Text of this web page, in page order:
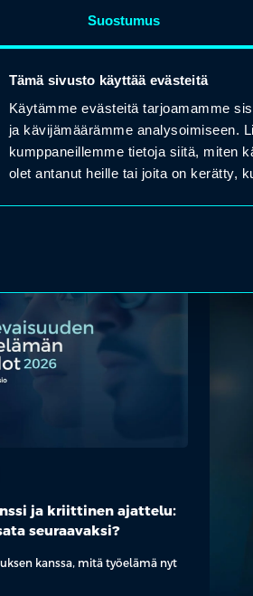
Suostumus
Tämä sivusto käyttää evästeitä
Käytämme evästeitä tarjoamamme
ja kävijämäärämme analysoimiseen.
kumppaneillemme tietoja siitä, miten
olet antanut heille tai joita on kerätty,
esteet
sisäisestä maailmasta:
ja sisäisestä
Opas
Tämä
ja kriittinen ajattelu:
seuraavaksi?
kanssa, mitä työelämä nyt